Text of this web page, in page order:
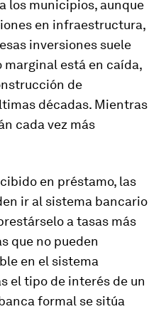
los municipios, aunque
en infraestructura,
inversiones suele
marginal está en caída,
de
décadas. Mientras
cada vez más
en préstamo, las
ir al sistema bancario
a tasas más
que no pueden
en el sistema
el tipo de interés de un
formal se sitúa